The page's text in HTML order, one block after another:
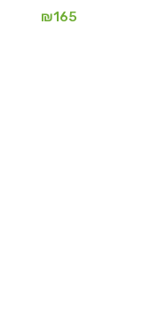
₪165